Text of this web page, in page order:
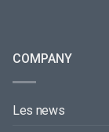
COMPANY
Les news